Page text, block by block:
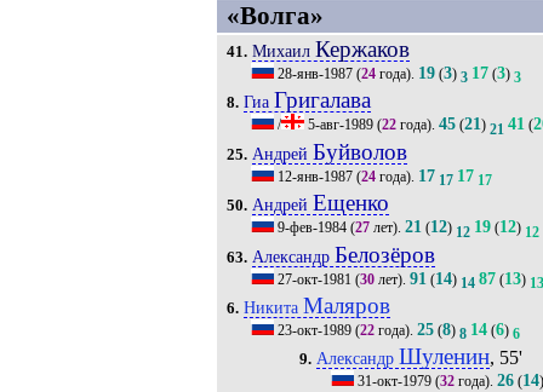
«Волга»
41. Михаил Кержаков
28-янв-1987(24года). 19(3) 3 17(3) 3
8. Гиа Григалава
/ 5-авг-1989(22года). 45(21) 21 41(
25. Андрей Буйволов
12-янв-1987(24года). 17 17 17 17
50. Андрей Ещенко
9-фев-1984(27лет). 21(12) 12 19(12) 12
63. Александр Белозёров
27-окт-1981 (30лет). 91 (14) 14 87(13) 13
6. Никита Маляров
23-окт-1989(22года). 25(8) 8 14(6) 6
9. Александр Шуленин, 55'
31-окт-1979 (32 года).26 (14